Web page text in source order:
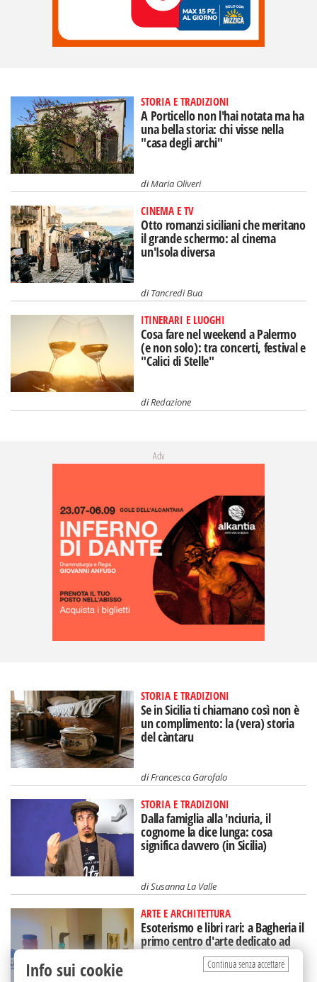
STORIA E TRADIZIONI
A Porticello non l'hai notata ma ha
una bella storia: chi visse nella
"casa degli archi"
diMaria Oliveri
CINEMA E TV
Otto romanzi siciliani che meritano
il grande schermo: al cinema
un'Isola diversa
diTancredi Bua
ITINERARI E LUOGHI
Cosa fare nel weekend a Palermo
(e non solo): tra concerti, festival e
"Calici di Stelle"
diRedazione
Adv
STORIA E TRADIZIONI
Se in Sicilia ti chiamano così non è
un complimento: la (vera) storia
del càntaru
diFrancesca Garofalo
STORIA E TRADIZIONI
Dalla famiglia alla 'nciuria, il
cognome la dice lunga: cosa
significa davvero (in Sicilia)
diSusanna La Valle
ARTE E ARCHITETTURA
Esoterismo e libri rari: a Bagheria il
primo centro d'arte dedicato ad
Aleister Crowley
Continua senza accettare
Info sui cookie